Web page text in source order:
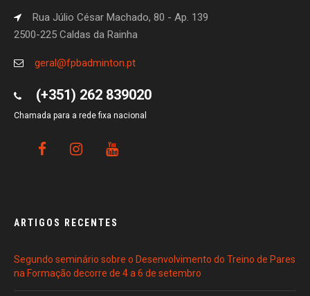
Rua Júlio César Machado, 80 - Ap. 139
2500-225 Caldas da Rainha
geral@fpbadminton.pt
(+351) 262 839020
Chamada para a rede fixa nacional
ARTIGOS RECENTES
Segundo seminário sobre o Desenvolvimento do Treino de Pares
na Formação decorre de 4 a 6 de setembro